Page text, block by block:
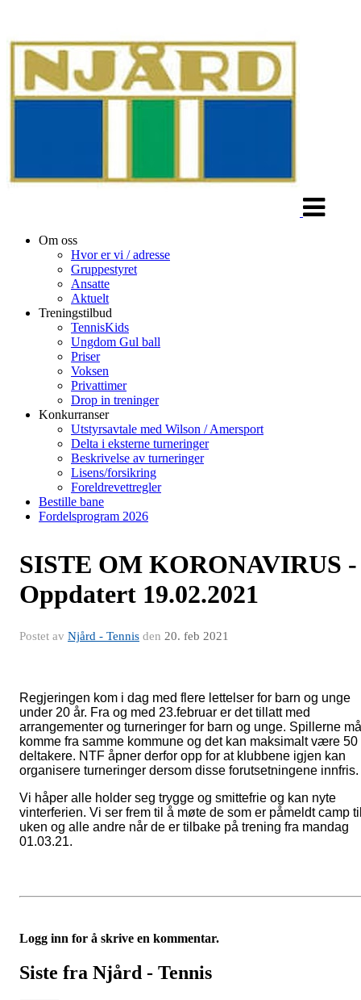
Om oss
Hvor er vi / adresse
Gruppestyret
Ansatte
Aktuelt
Treningstilbud
TennisKids
Ungdom Gul ball
Priser
Voksen
Privattimer
Drop in treninger
Konkurranser
Utstyrsavtale med Wilson / Amersport
Delta i eksterne turneringer
Beskrivelse av turneringer
Lisens/forsikring
Foreldrevettregler
Bestille bane
Fordelsprogram 2026
SISTE OM KORONAVIRUS -
Oppdatert 19.02.2021
Postet av Njård - Tennis den 20. feb 2021
Regjeringen kom i dag med flere lettelser for barn og unge
under 20 år. Fra og med 23.februar er det tillatt med
arrangementer og turneringer for barn og unge. Spillerne må
komme fra samme kommune og det kan maksimalt være 50
deltakere. NTF åpner derfor opp for at klubbene igjen kan
organisere turneringer dersom disse forutsetningene innfris.
Vi håper alle holder seg trygge og smittefrie og kan nyte
vinterferien. Vi ser frem til å møte de som er påmeldt camp
uken og alle andre når de er tilbake på trening fra mandag
01.03.21.
Logg inn for å skrive en kommentar.
Siste fra Njård - Tennis